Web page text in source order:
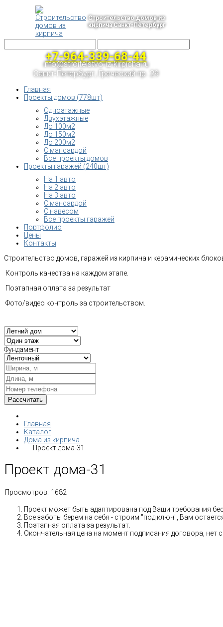
Строительство домов из
кирпича Санкт-Петербург
+7-964-339-68-44
info@stroitelstvo-iz-kirpicha.ru
Санкт-Петербург, Греческий пр. 29
Главная
Проекты домов (778шт)
Одноэтажные
Двухэтажные
До 100м2
До 150м2
До 200м2
С мансардой
Все проекты домов
Проекты гаражей (240шт)
На 1 авто
На 2 авто
На 3 авто
С мансардой
С навесом
Все проекты гаражей
Портфолио
Цены
Контакты
Строительство домов, гаражей из кирпича и керамических
Контроль качества на каждом этапе.
Поэтапная оплата за результат
Фото/видео контроль за строительством.
Фундамент
Главная
Каталог
Дома из кирпича
Проект дома-31
Проект дома-31
Просмотров: 1682
Проект может быть адаптирована под Ваши требования
Все заботы берем на себя - строим "под ключ", Вам
Поэтапная оплата за результат.
Окончательная цена на момент подписания договора, нет